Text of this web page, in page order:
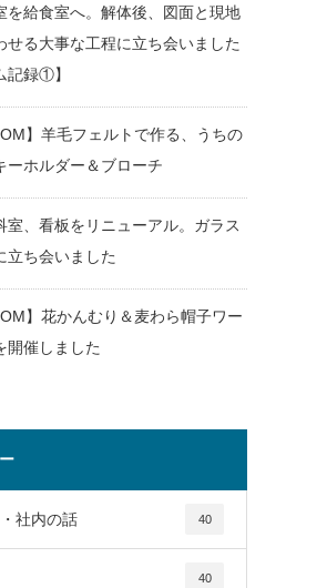
を給食室へ。解体後、図面と現地
せる大事な工程に立ち会いました
記録①】
】羊毛フェルトで作る、うちの
ーホルダー＆ブローチ
室、看板をリニューアル。ガラス
立ち会いました
】花かんむり＆麦わら帽子ワー
開催しました
社内の話 40
40